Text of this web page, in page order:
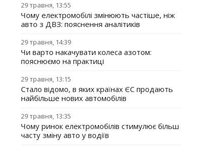
29 травня, 13:55
Чому електромобілі змінюють частіше, ніж
авто з ДВЗ: пояснення аналітиків
29 травня, 14:39
Чи варто накачувати колеса азотом:
пояснюємо на практиці
29 травня, 13:15
Стало відомо, в яких країнах ЄС продають
найбільше нових автомобілів
29 травня, 13:35
Чому ринок електромобілів стимулює більш
часту зміну авто у водіїв